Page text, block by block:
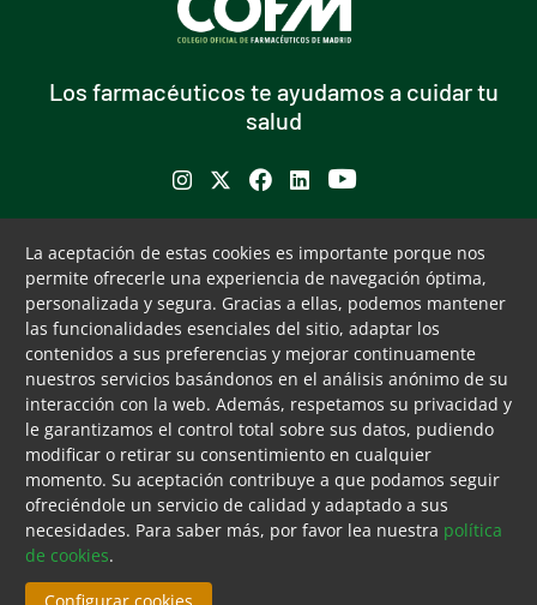
Los farmacéuticos te ayudamos a cuidar tu
salud
Se abre en ventana nueva
Se abre en ventana nueva
Se abre en ventana nueva
Se abre en ventana nueva
Buscador de farmacias
Bolsa de empleo
Formación contínua
Publicaciones y documentos
de interés
Ventanilla única
Canal ético
Servicios colegiales
COFM Servicios 31
Menú pie
Aviso legal Tecla de acceso 8
Accesibilidad Cookies Mapa web Contacto
Farmacéuticos de Madrid. Derechos reservados.
La aceptación de estas cookies es importante porque nos
permite ofrecerle una experiencia de navegación óptima,
personalizada y segura. Gracias a ellas, podemos mantener
las funcionalidades esenciales del sitio, adaptar los
contenidos a sus preferencias y mejorar continuamente
nuestros servicios basándonos en el análisis anónimo de su
interacción con la web. Además, respetamos su privacidad y
le garantizamos el control total sobre sus datos, pudiendo
modificar o retirar su consentimiento en cualquier
momento. Su aceptación contribuye a que podamos seguir
ofreciéndole un servicio de calidad y adaptado a sus
necesidades. Para saber más, por favor lea nuestra política
de cookies.